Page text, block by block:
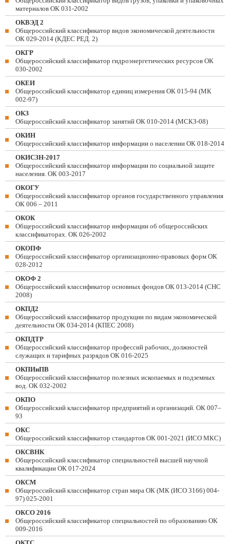
материалов ОК 031-2002
ОКВЭД 2
Общероссийский классификатор видов экономической деятельности
ОК 029-2014 (КДЕС РЕД. 2)
ОКГР
Общероссийский классификатор гидроэнергетических ресурсов ОК
030-2002
ОКЕИ
Общероссийский классификатор единиц измерения ОК 015-94 (МК
002-97)
ОКЗ
Общероссийский классификатор занятий ОК 010-2014 (МСКЗ-08)
ОКИН
Общероссийский классификатор информации о населении ОК 018-2014
ОКИСЗН-2017
Общероссийский классификатор информации по социальной защите
населения. ОК 003-2017
ОКОГУ
Общероссийский классификатор органов государственного управления
ОК 006 – 2011
ОКОК
Общероссийский классификатор информации об общероссийских
классификаторах. ОК 026-2002
ОКОПФ
Общероссийский классификатор организационно-правовых форм ОК
028-2012
ОКОФ 2
Общероссийский классификатор основных фондов ОК 013-2014 (СНС
2008)
ОКПД2
Общероссийский классификатор продукции по видам экономической
деятельности ОК 034-2014 (КПЕС 2008)
ОКПДТР
Общероссийский классификатор профессий рабочих, должностей
служащих и тарифных разрядов ОК 016-2025
ОКПИиПВ
Общероссийский классификатор полезных ископаемых и подземных
вод. ОК 032-2002
ОКПО
Общероссийский классификатор предприятий и организаций. ОК 007–
93
ОКС
Общероссийский классификатор стандартов ОК 001-2021 (ИСО МКС)
ОКСВНК
Общероссийский классификатор специальностей высшей научной
квалификации ОК 017-2024
ОКСМ
Общероссийский классификатор стран мира ОК (МК (ИСО 3166) 004-
97) 025-2001
ОКСО 2016
Общероссийский классификатор специальностей по образованию ОК
009-2016